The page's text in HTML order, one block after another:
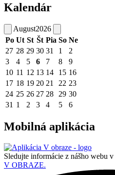
Kalendár
August2026
Po Ut St Št Pia So Ne
27 28 29 30 31 1
2
3
4 5 6 7 8
9
10 11 12 13 14 15 16
17 18 19 20 21 22 23
24 25 26 27 28 29 30
31 1 2 3 4 5 6
Mobilná aplikácia
Sledujte informácie z nášho webu v
V OBRAZE.